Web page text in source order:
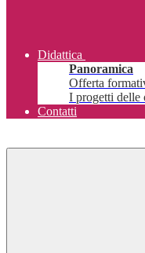
Didattica
Panoramica
Offerta
I progetti delle
Contatti